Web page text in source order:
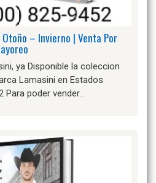
– Invierno | Venta Por
ya Disponible la coleccion
Lamasini en Estados
Para poder vender…